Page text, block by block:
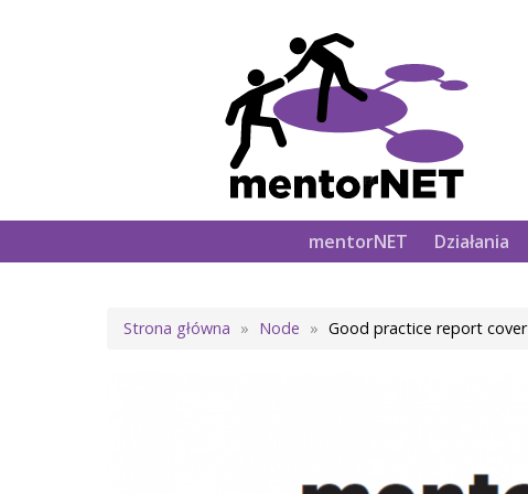
Main
mentorNET Działania
Ścieżka
Strona główna Node Good practice report cover